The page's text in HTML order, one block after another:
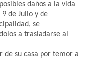
daños a la vida
de Julio y de
se
a trasladarse al
de su casa por temor a